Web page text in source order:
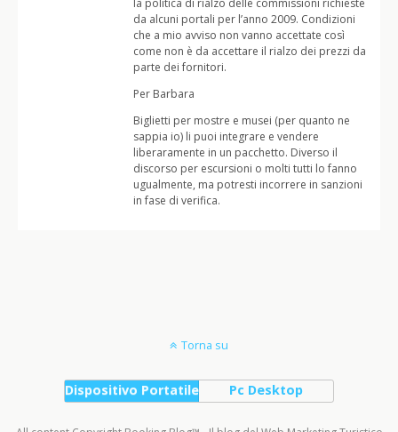
la politica di rialzo delle commissioni richieste
da alcuni portali per l’anno 2009. Condizioni
che a mio avviso non vanno accettate così
come non è da accettare il rialzo dei prezzi da
parte dei fornitori.
Per Barbara
Biglietti per mostre e musei (per quanto ne
sappia io) li puoi integrare e vendere
liberaramente in un pacchetto. Diverso il
discorso per escursioni o molti tutti lo fanno
ugualmente, ma potresti incorrere in sanzioni
in fase di verifica.
Torna su
Dispositivo Portatile Pc Desktop